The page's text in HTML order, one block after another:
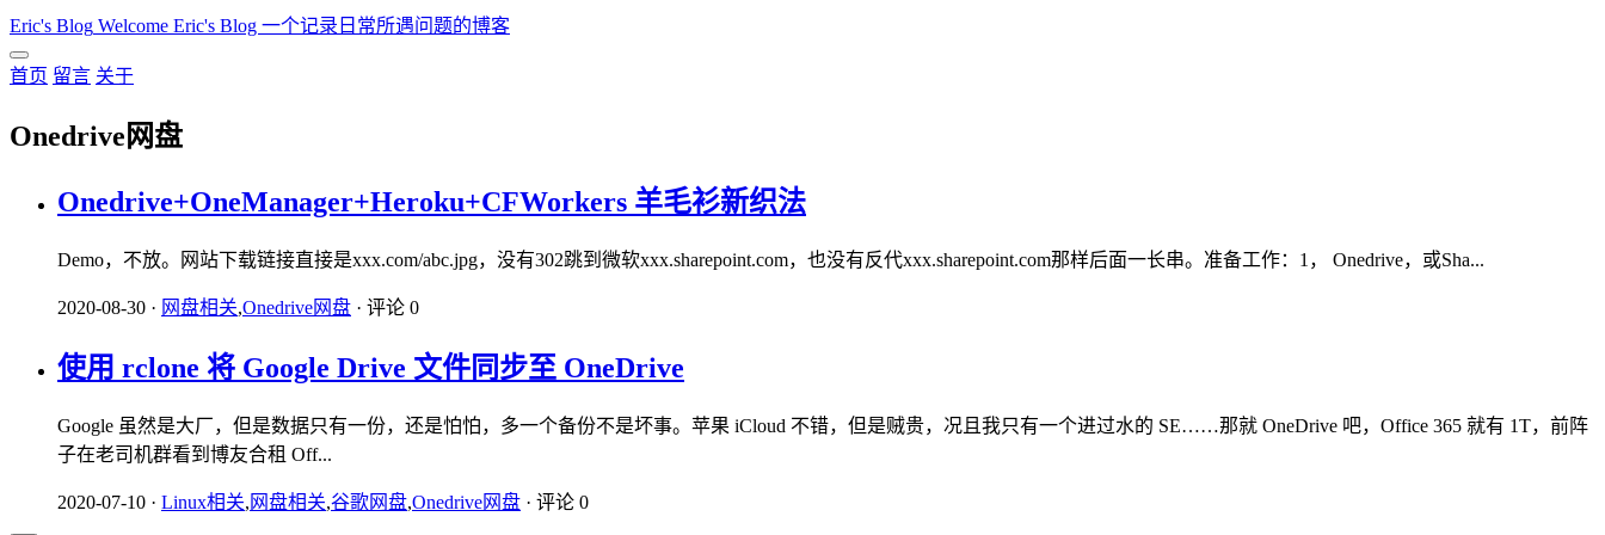
Eric's Blog Welcome Eric's Blog 一个记录日常所遇问题的博客
首页 留言 关于
Onedrive网盘
Onedrive+OneManager+Heroku+CFWorkers 羊毛衫新织法
Demo，不放。网站下载链接直接是xxx.com/abc.jpg，没有302跳到微软xxx.sharepoint.com，也没有反代xxx.sharepoint.com那样后面一长串。准备工作：1， Onedrive，或Sha...
2020-08-30 · 网盘相关,Onedrive网盘 · 评论 0
使用 rclone 将 Google Drive 文件同步至 OneDrive
Google 虽然是大厂，但是数据只有一份，还是怕怕，多一个备份不是坏事。苹果 iCloud 不错，但是贼贵，况且我只有一个进过水的 SE……那就 OneDrive 吧，Office 365 就有 1T，前阵
子在老司机群看到博友合租 Off...
2020-07-10 · Linux相关, 网盘相关,谷歌网盘,Onedrive网盘 · 评论 0